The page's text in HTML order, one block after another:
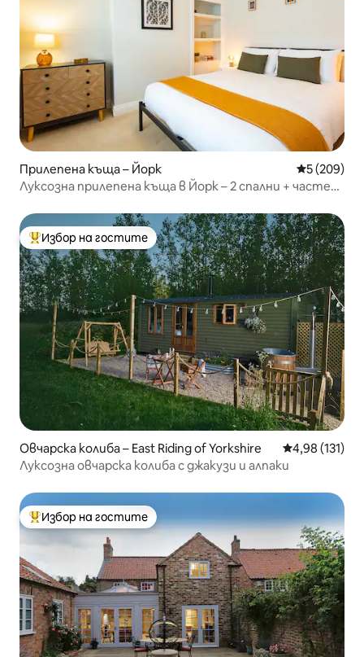
Прилепена къща – Йорк Средна
5 (209)
Луксозна прилепена къща в Йорк – 2 спални + частен
Най-популярен избор на гостите
Избор на гостите
Овчарска колиба – East Riding of Yorkshire Средна
4,98 (131)
Луксозна овчарска колиба с джакузи и алпаки
Най-популярен избор на гостите
Избор на гостите